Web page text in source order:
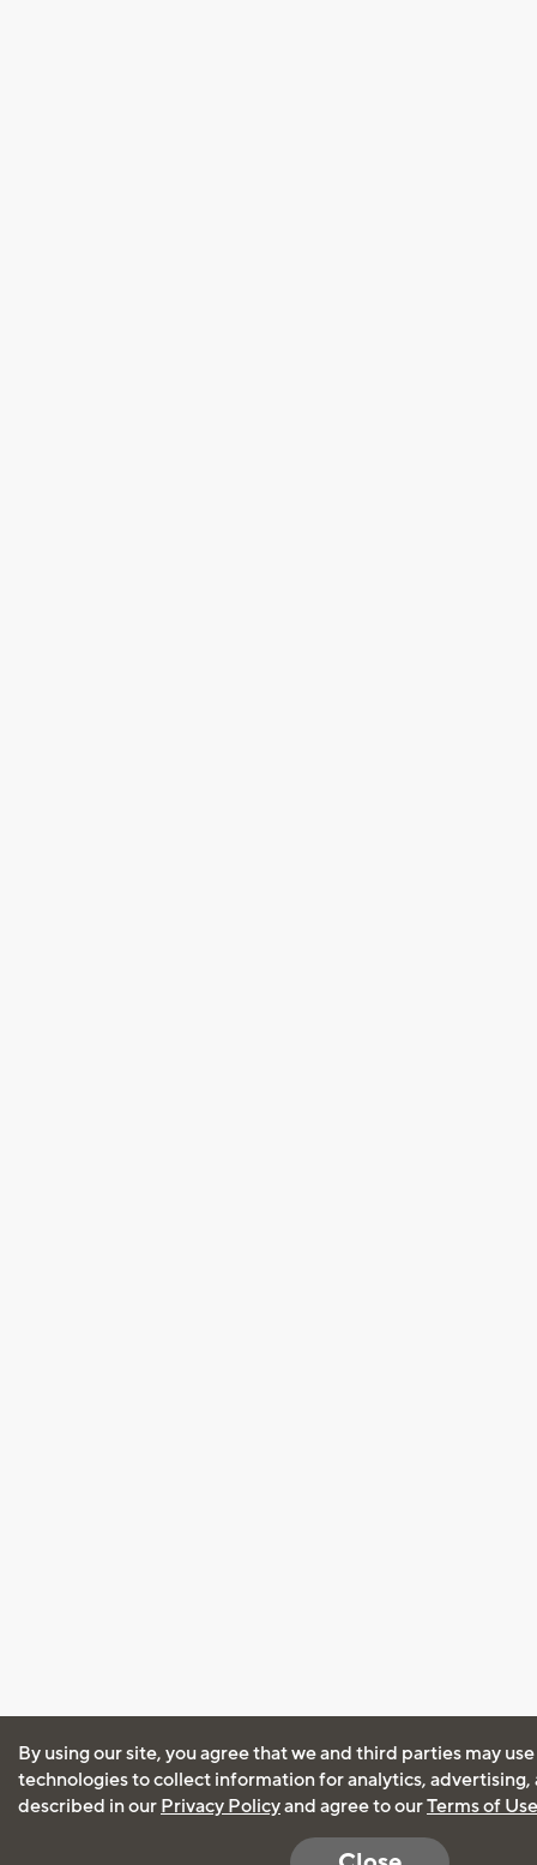
By using our site, you agree that we and third parties may
technologies to collect information for analytics, advertising,
described in our Privacy Policyand agree to ourTerms of Use